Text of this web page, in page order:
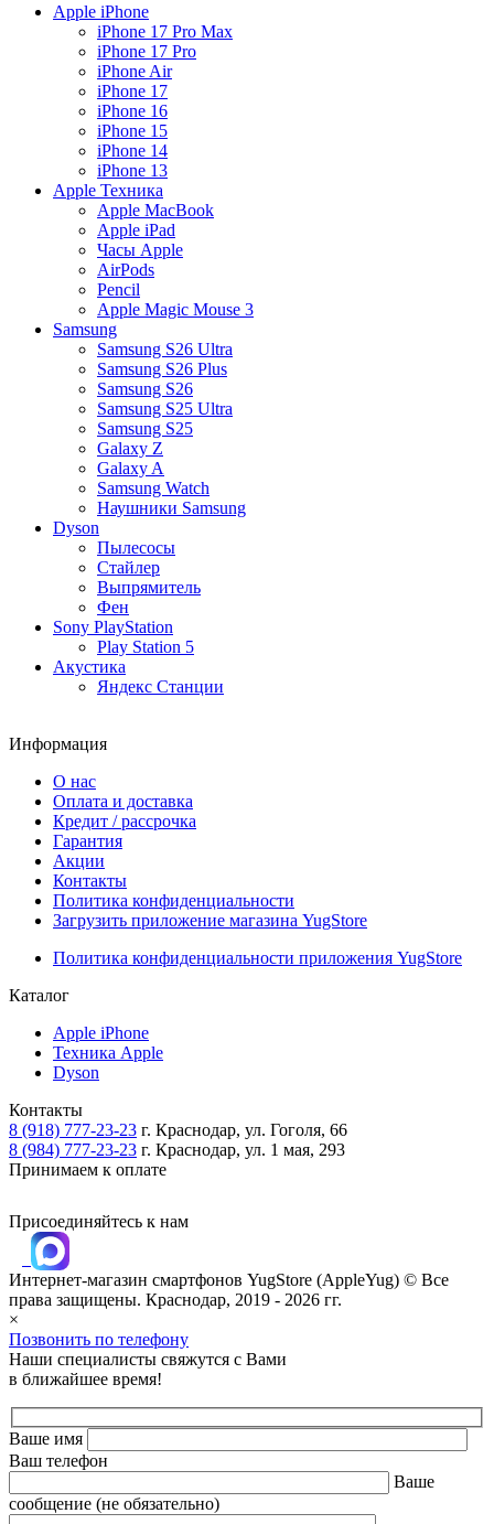
Apple iPhone
iPhone 17 Pro Max
iPhone 17 Pro
iPhone Air
iPhone 17
iPhone 16
iPhone 15
iPhone 14
iPhone 13
Apple Техника
Apple MacBook
Apple iPad
Часы Apple
AirPods
Pencil
Apple Magic Mouse 3
Samsung
Samsung S26 Ultra
Samsung S26 Plus
Samsung S26
Samsung S25 Ultra
Samsung S25
Galaxy Z
Galaxy A
Samsung Watch
Наушники Samsung
Dyson
Пылесосы
Стайлер
Выпрямитель
Фен
Sony PlayStation
Play Station 5
Акустика
Яндекс Станции
Информация
О нас
Оплата и доставка
Кредит / рассрочка
Гарантия
Акции
Контакты
Политика конфиденциальности
Загрузить приложение магазина YugStore
Политика конфиденциальности приложения YugStore
Каталог
Apple iPhone
Техника Apple
Dyson
Контакты
8 (918) 777-23-23 г. Краснодар, ул. Гоголя, 66
8 (984) 777-23-23 г. Краснодар, ул. 1 мая, 293
Принимаем к оплате
Присоединяйтесь к нам
Интернет-магазин смартфонов YugStore (AppleYug) © Все
права защищены. Краснодар, 2019 - 2026 гг.
×
Позвонить по телефону
Наши специалисты свяжутся с Вами
в ближайшее время!
Ваше имя
Ваш телефон
Ваше
сообщение (не обязательно)